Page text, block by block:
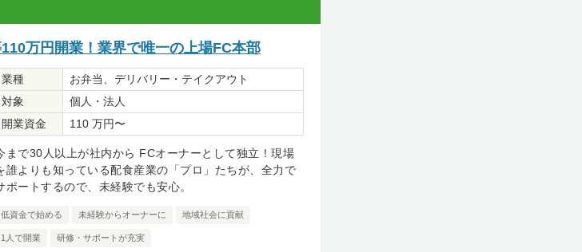
万円開業！業界で唯一の上場FC本部
業種
お弁当、デリバリー・テイクアウト
対象
個人・法人
開業資金
110 万円〜
まで30人以上が社内から FCオーナーとして独立！現場
誰よりも知っている配食産業の「プロ」たちが、全力で
ポートするので、未経験でも安心。
低資金で始める 未経験からオーナーに 地域社会に貢献
1人で開業 研修・サポートが充実